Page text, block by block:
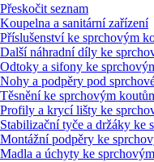
Přeskočit seznam
Koupelna a sanitární zařízení
Příslušenství ke sprchovým
Další náhradní díly ke
Odtoky a sifony ke
Nohy a podpěry pod
Těsnění ke sprchovým
Profily a krycí lišty ke
Stabilizační tyče a držáky ke
Montážní podpěry ke
Madla a úchyty ke